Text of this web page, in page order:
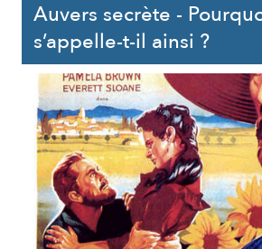
Auvers secrète -
s’appelle-t-il ainsi ?